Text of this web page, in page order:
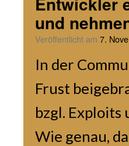
und
Veröffentlicht am 7.
In der
Frust
bzgl.
Wie genau,